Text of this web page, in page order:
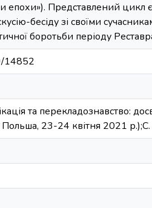
епохи»). Представлений цикл
бесіду зі своїми
боротьби періоду
14852
та перекладознавство:
Польша, 23-24 квітня 2021